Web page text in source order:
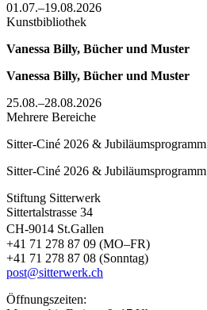
01.07.–19.08.2026
Kunstbibliothek
Vanessa Billy, Bücher und Muster
Vanessa Billy, Bücher und Muster
25.08.–28.08.2026
Mehrere Bereiche
Sitter-Ciné 2026 & Jubiläumsprogramm
Sitter-Ciné 2026 & Jubiläumsprogramm
Stiftung Sitterwerk
Sittertalstrasse 34
CH-9014 St.Gallen
+41 71 278 87 09 (MO–FR)
+41 71 278 87 08 (Sonntag)
post@sitterwerk.ch
Öffnungszeiten: